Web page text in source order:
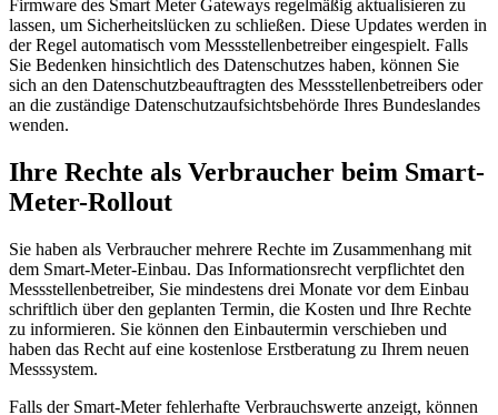
Firmware des Smart Meter Gateways regelmäßig aktualisieren zu
lassen, um Sicherheitslücken zu schließen. Diese Updates werden in
der Regel automatisch vom Messstellenbetreiber eingespielt. Falls
Sie Bedenken hinsichtlich des Datenschutzes haben, können Sie
sich an den Datenschutzbeauftragten des Messstellenbetreibers oder
an die zuständige Datenschutzaufsichtsbehörde Ihres Bundeslandes
wenden.
Ihre Rechte als Verbraucher beim Smart-
Meter-Rollout
Sie haben als Verbraucher mehrere Rechte im Zusammenhang mit
dem Smart-Meter-Einbau. Das Informationsrecht verpflichtet den
Messstellenbetreiber, Sie mindestens drei Monate vor dem Einbau
schriftlich über den geplanten Termin, die Kosten und Ihre Rechte
zu informieren. Sie können den Einbautermin verschieben und
haben das Recht auf eine kostenlose Erstberatung zu Ihrem neuen
Messsystem.
Falls der Smart-Meter fehlerhafte Verbrauchswerte anzeigt, können